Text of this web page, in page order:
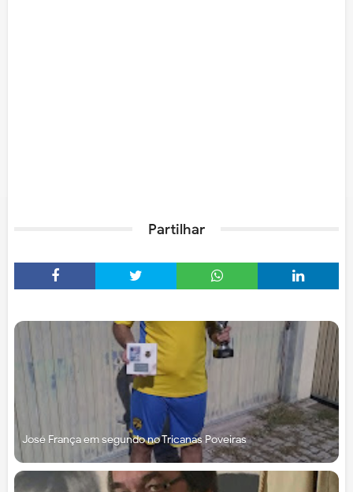
Partilhar
José França em segundo no Tricanas Poveiras